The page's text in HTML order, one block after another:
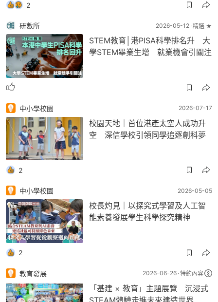
2
研數所 2026-05-12 精選 ★
STEM教育│港PISA科學排名升 大
學STEM畢業生增 就業機會引關注
中小學校園 2026-07-17
校園天地｜首位港產太空人成功升
空 深信學校引領同學追逐創科夢
2
中小學校園 2026-05-05
校長灼見｜以探究式學習及人工智
能素養發展學生科學探究精神
2
教育發展 2026-06-26 特約內容
「基建 × 教育」主題展覽 沉浸式
STEAM體驗走進未來建造世界